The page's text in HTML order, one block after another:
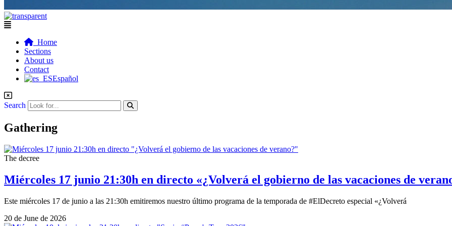
Flyout
Home
Sections
About us
Contact
Español
Search
Gathering
The decree
Miércoles 17 junio 21:30h en directo «¿Volverá el gobierno de las vacaciones de
Este miércoles 17 de junio a las 21:30h emitiremos nuestro último programa de la temporada de #ElDecreto especial «¿Volverá
20 de June de 2026